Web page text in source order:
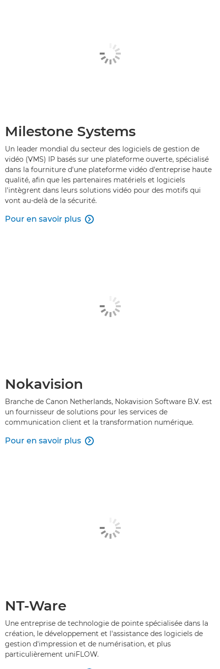
Milestone Systems
Un leader mondial du secteur des logiciels de gestion de
vidéo (VMS) IP basés sur une plateforme ouverte, spécialisé
dans la fourniture d'une plateforme vidéo d'entreprise haute
qualité, afin que les partenaires matériels et logiciels
l'intègrent dans leurs solutions vidéo pour des motifs qui
vont au-delà de la sécurité.
Pour en savoir plus 
Nokavision
Branche de Canon Netherlands, Nokavision Software B.V. est
un fournisseur de solutions pour les services de
communication client et la transformation numérique.
Pour en savoir plus 
NT-Ware
Une entreprise de technologie de pointe spécialisée dans la
création, le développement et l'assistance des logiciels de
gestion d'impression et de numérisation, et plus
particulièrement uniFLOW.